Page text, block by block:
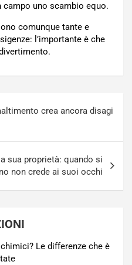
uno scambio equo.
comunque tante e
l’importante è che
crea ancora disagi
sua proprietà: quando si
non crede ai suoi occhi
Le differenze che è